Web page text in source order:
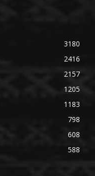
3180
2416
2157
1205
1183
798
608
588